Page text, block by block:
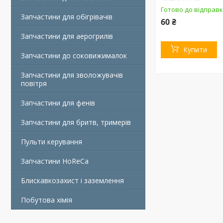
Запчастини для обігрівачів
Запчастини для аерогрилів
Запчастини до соковижималок
Запчастини для зволожувачів
повітря
Запчастини для фенів
Запчастини для бритв, тримерів
Пульти керування
Запчастини HoReCa
Блискавкозахист і заземлення
Побутова хімія
Готово до
60 ₴
Купити